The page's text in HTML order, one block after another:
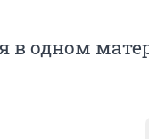
в одном